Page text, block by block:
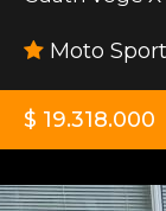
Moto Sport
$ 19.318.000